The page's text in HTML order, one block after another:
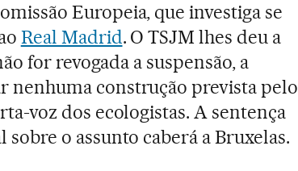
Europeia, que investiga se
Real Madrid. O TSJM lhes deu a
for revogada a suspensão, a
nenhuma construção prevista pelo
voz dos ecologistas. A sentença
o assunto caberá a Bruxelas.